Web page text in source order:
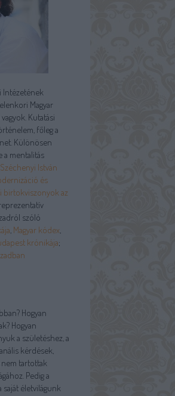
Intézetének
Magyar
Kutatási
főleg a
Különösen
a mentalitás
Széchenyi István
és
birtokviszonyok az
szóló
, Magyar kódex,
krónikája;
Hogyan
Hogyan
a születéshez, a
kérdések,
tartottak
Pedig a
életvilágunk